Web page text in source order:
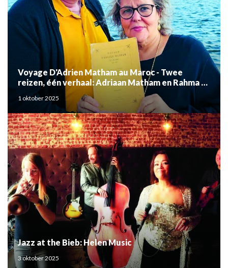
Voyage D'Adrien Matham au Maroc - Twee
reizen, één verhaal: Adriaan Matham en Rahma el
Mouden
1 oktober 2025
Jazz at the Bieb: Helen Music
3 oktober 2025